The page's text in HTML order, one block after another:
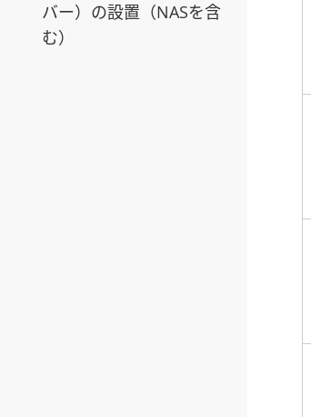
バー）の設置（NASを含
む）